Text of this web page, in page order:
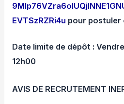
EVTSzRZRi4u pour postuler
Date limite de dépôt :
12h00
AVIS DE RECRUTEMENT